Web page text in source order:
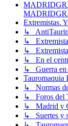
Extremistas.
↳
↳
↳
↳ En el
↳ Guerra en
Tauromaquia I
↳ Normas
↳ Foros del
↳ Madrid y
↳ Suertes y